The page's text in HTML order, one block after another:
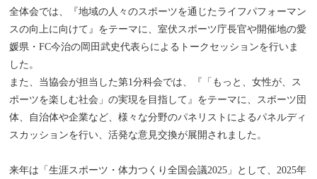
全体会では、『地域の人々のスポーツを通じたライフパフォーマン
スの向上に向けて』をテーマに、室伏スポーツ庁長官や開催地の愛
媛県・FC今治の岡田武史代表らによるトークセッションを行いま
した。
また、当協会が担当した第1分科会では、『「もっと、女性が、ス
ポーツを楽しむ社会」の実現を目指して』をテーマに、スポーツ団
体、自治体や企業など、様々な分野のパネリストによるパネルディ
スカッションを行い、活発な意見交換が展開されました。
来年は「生涯スポーツ・体力つくり全国会議2025」として、2025年